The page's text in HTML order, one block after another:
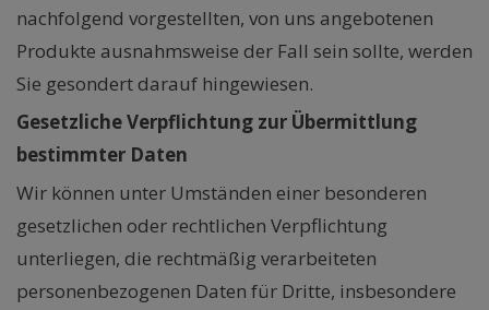
nachfolgend vorgestellten, von uns angebotenen
Produkte ausnahmsweise der Fall sein sollte, werden
Sie gesondert darauf hingewiesen.
Gesetzliche Verpflichtung zur Übermittlung
bestimmter Daten
Wir können unter Umständen einer besonderen
gesetzlichen oder rechtlichen Verpflichtung
unterliegen, die rechtmäßig verarbeiteten
personenbezogenen Daten für Dritte, insbesondere